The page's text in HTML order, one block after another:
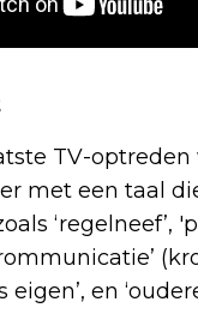
TV-
met een taal
‘regelneef’,
en